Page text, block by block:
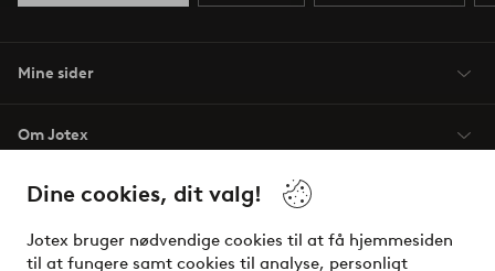
Dine cookies, dit valg!
Jotex bruger nødvendige cookies til at få hjemmesiden
til at fungere samt cookies til analyse, personligt
Mine sider
Om Jotex
Vilkår
Venner